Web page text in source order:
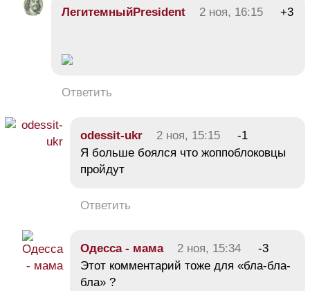
ЛегитемныйPresident 2 ноя, 16:15 +3
Ответить
odessit-ukr 2 ноя, 15:15
-1
Я больше боялся что жоппоблоковцы
пройдут
Ответить
Одесса - мама 2 ноя, 15:34
-3
Этот комментарий тоже для «бла-бла-
бла» ?